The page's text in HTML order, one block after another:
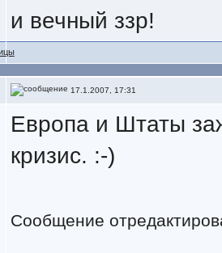
и вечный ззр!
17.1.2007, 17:31
Европа и Штаты
кризис. :-)
Сообщение